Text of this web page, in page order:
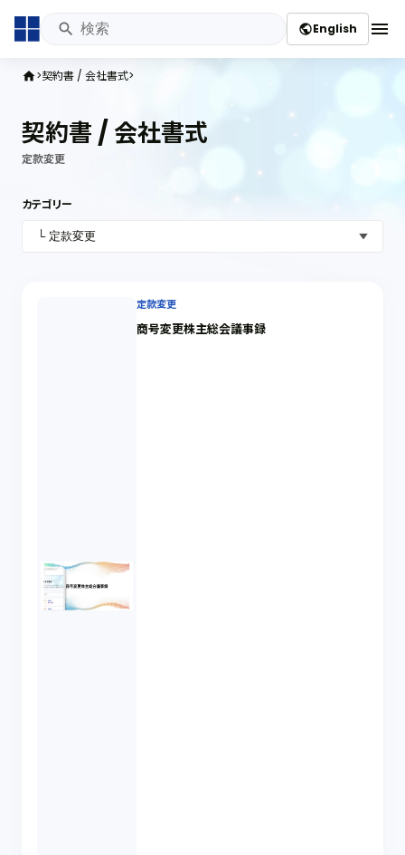
publicEnglish menu
home 契約書 / 会社書式
契約書 / 会社書式
定款変更
カテゴリー
定款変更
商号変更株主総会議事録